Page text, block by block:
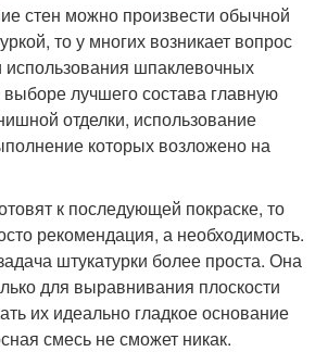
стен можно произвести обычной
то у многих возникает вопрос
использования шпаклевочных
лучшего состава главную
отделки, использование
которых возложено на
к последующей покраске, то
рекомендация, а необходимость.
штукатурки более проста. Она
для выравнивания плоскости
их идеально гладкое основание
смесь не сможет никак.